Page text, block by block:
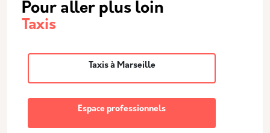
Pour aller plus loin
Taxis
Taxis à Marseille
Espace professionnels